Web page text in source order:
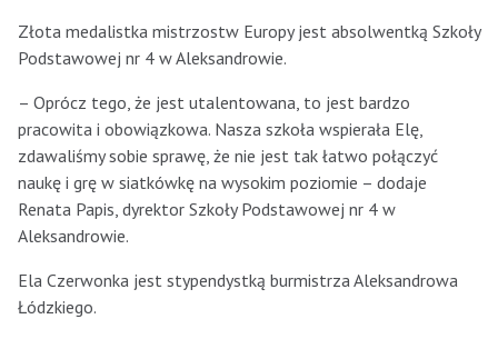
Złota medalistka mistrzostw Europy jest absolwentką Szkoły
Podstawowej nr 4 w Aleksandrowie.
– Oprócz tego, że jest utalentowana, to jest bardzo
pracowita i obowiązkowa. Nasza szkoła wspierała Elę,
zdawaliśmy sobie sprawę, że nie jest tak łatwo połączyć
naukę i grę w siatkówkę na wysokim poziomie – dodaje
Renata Papis, dyrektor Szkoły Podstawowej nr 4 w
Aleksandrowie.
Ela Czerwonka jest stypendystką burmistrza Aleksandrowa
Łódzkiego.